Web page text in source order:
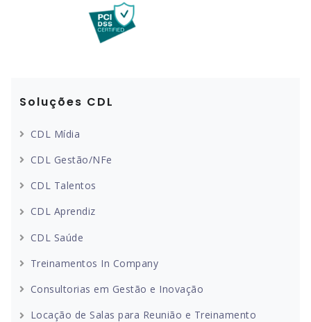
Soluções CDL
CDL Mídia
CDL Gestão/NFe
CDL Talentos
CDL Aprendiz
CDL Saúde
Treinamentos In Company
Consultorias em Gestão e Inovação
Locação de Salas para Reunião e Treinamento